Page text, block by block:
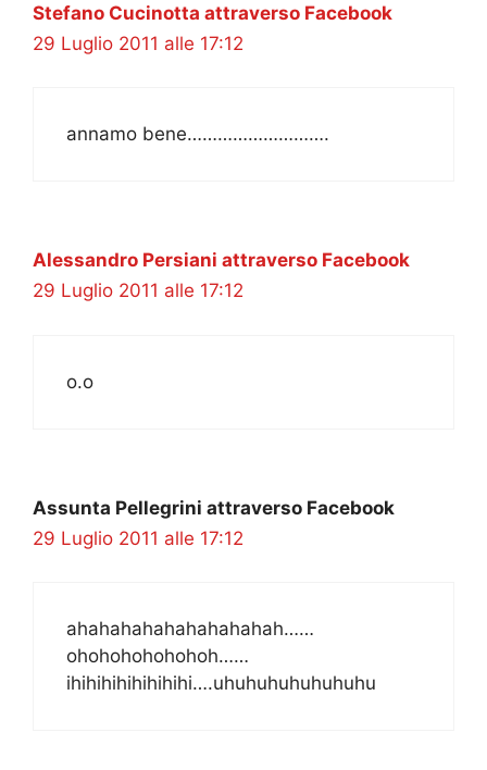
Stefano Cucinotta attraverso Facebook
29 Luglio 2011 alle 17:12
annamo bene……………………….
Alessandro Persiani attraverso Facebook
29 Luglio 2011 alle 17:12
o.o
Assunta Pellegrini attraverso Facebook
29 Luglio 2011 alle 17:12
ahahahahahahahahahah……
ohohohohohohoh……
ihihihihihihihihi….uhuhuhuhuhuhuhu